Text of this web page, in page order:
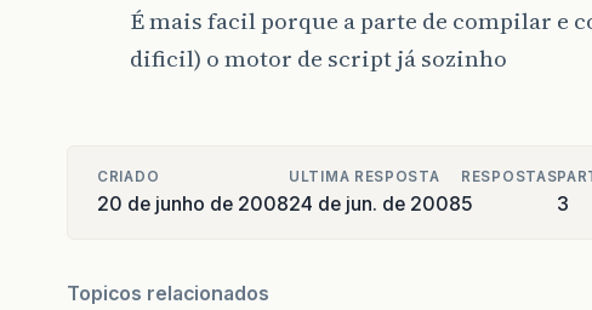
É mais facil porque a parte de compilar e
dificil) o motor de script já sozinho
CRIADO
20 de junho de 2008
ULTIMA RESPOSTA
24 de jun. de 2008
RESPOSTAS
5 3
Topicos relacionados